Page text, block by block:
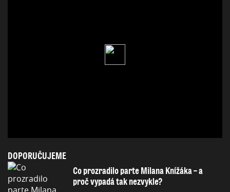
DOPORUČUJEME
Co prozradilo parte Milana Knížáka – a
proč vypadá tak nezvykle?